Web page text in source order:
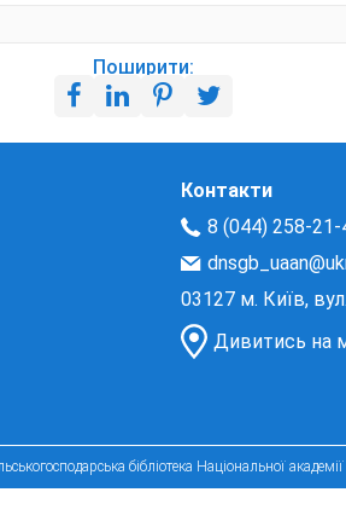
Поширити:
Контакти
8 (044) 258-21-
03127 м. Київ,
Дивитись на
бібліотека Національної